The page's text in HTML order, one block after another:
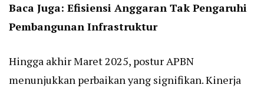
Baca Juga: Efisiensi Anggaran Tak Pengaruhi
Pembangunan Infrastruktur
Hingga akhir Maret 2025, postur APBN
menunjukkan perbaikan yang signifikan. Kinerja